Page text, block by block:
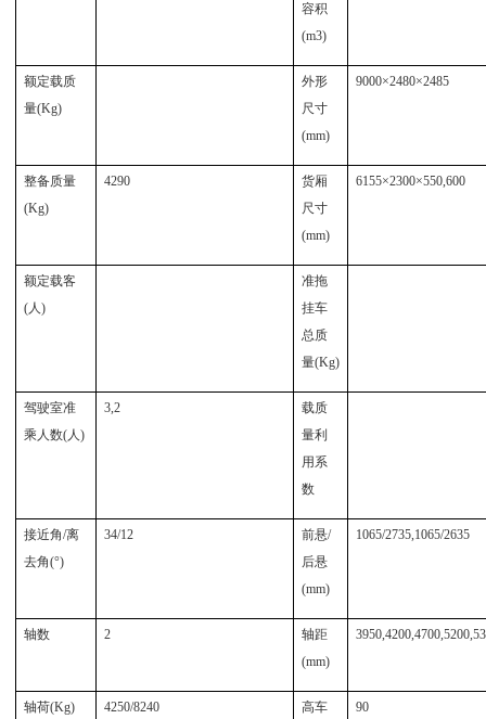
容积
(m3)
额定载质
量(Kg)
外形
尺寸
(mm)
9000×2480×2485
整备质量
(Kg)
4290
货厢
尺寸
(mm)
6155×2300×550,600
额定载客
(人)
准拖
挂车
总质
量(Kg)
驾驶室准
乘人数(人)
3,2
载质
量利
用系
数
接近角/离
去角(°)
34/12
前悬/
后悬
(mm)
1065/2735,1065/2635
轴数 2
轴距
(mm)
轴荷(Kg) 4250/8240
高车
90